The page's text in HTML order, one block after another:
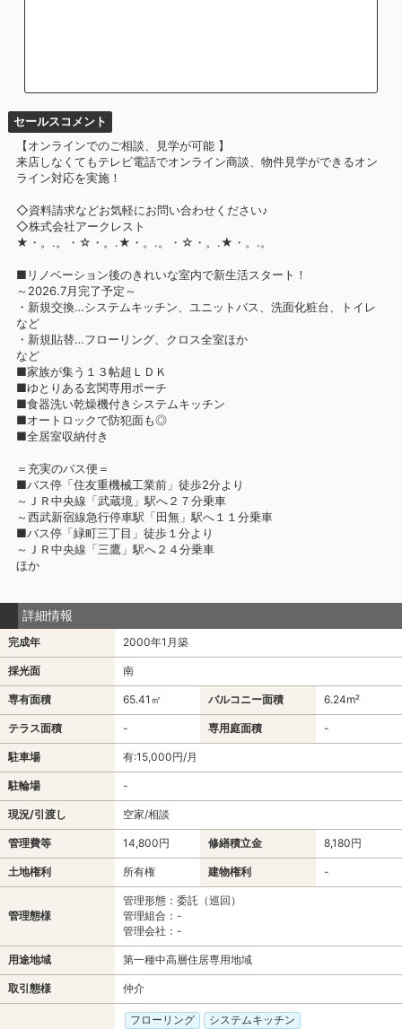
セールスコメント
【オンラインでのご相談、見学が可能 】
来店しなくてもテレビ電話でオンライン商談、物件見学ができるオン
ライン対応を実施！
◇資料請求などお気軽にお問い合わせください♪
◇株式会社アークレスト
★・。.。・☆・。.★・。.。・☆・。.★・。.。
■リノベーション後のきれいな室内で新生活スタート！
～2026.7月完了予定～
・新規交換…システムキッチン、ユニットバス、洗面化粧台、トイレ
など
・新規貼替…フローリング、クロス全室ほか
など
■家族が集う１３帖超ＬＤＫ
■ゆとりある玄関専用ポーチ
■食器洗い乾燥機付きシステムキッチン
■オートロックで防犯面も◎
■全居室収納付き
＝充実のバス便＝
■バス停「住友重機械工業前」徒歩2分より
～ＪＲ中央線「武蔵境」駅へ２７分乗車
～西武新宿線急行停車駅「田無」駅へ１１分乗車
■バス停「緑町三丁目」徒歩１分より
～ＪＲ中央線「三鷹」駅へ２４分乗車
ほか
詳細情報
完成年 2000年1月築
採光面 南
専有面積 65.41㎡ バルコニー面積 6.24m²
テラス面積 - 専用庭面積 -
駐車場 有:15,000円/月
駐輪場 -
現況/引渡し 空家/相談
管理費等 14,800円 修繕積立金 8,180円
土地権利 所有権 建物権利 -
管理態様
管理形態：委託（巡回）
管理組合：-
管理会社：-
用途地域 第一種中高層住居専用地域
取引態様 仲介
フローリング システムキッチン